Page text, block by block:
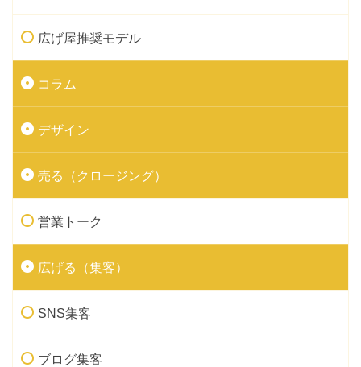
広げ屋推奨モデル
コラム
デザイン
売る（クロージング）
営業トーク
広げる（集客）
SNS集客
ブログ集客